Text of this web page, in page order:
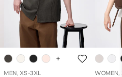
MEN, XS-3XL WOMEN,